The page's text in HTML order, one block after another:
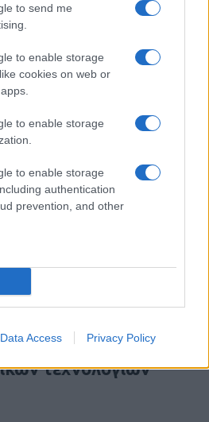
to send me
to enable storage
cookies on web or
to enable storage
to enable storage
authentication
prevention, and other
Data Access Privacy Policy
Martin:
ATACMS
βοήθεια 1 δις
κυβέρνηση της
επένδυση στην
τεχνολογιών